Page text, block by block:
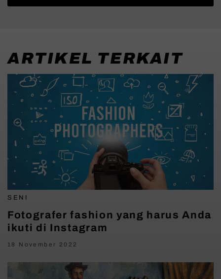
ARTIKEL TERKAIT
SENI
Fotografer fashion yang harus Anda
ikuti di Instagram
18 November 2022